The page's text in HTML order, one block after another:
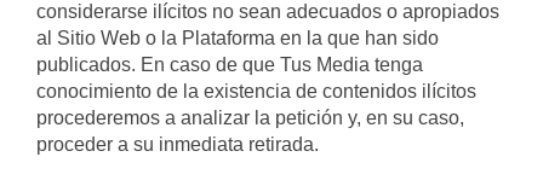
considerarse ilícitos no sean adecuados o apropiados
al Sitio Web o la Plataforma en la que han sido
publicados. En caso de que Tus Media tenga
conocimiento de la existencia de contenidos ilícitos
procederemos a analizar la petición y, en su caso,
proceder a su inmediata retirada.